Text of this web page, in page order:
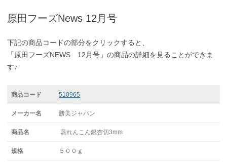
原田フーズNews 12月号
下記の商品コードの部分をクリックすると、
「原田フーズNEWS 12月号」の商品の詳細を見ることができま
す♪
510965
勝美ジャパン
蒸れんこん銀杏切3mm
５００ｇ